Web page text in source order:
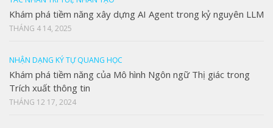
Khám phá tiềm năng xây dựng AI Agent trong kỷ nguyên LLM
THÁNG 4 14, 2025
NHẬN DẠNG KÝ TỰ QUANG HỌC
Khám phá tiềm năng của Mô hình Ngôn ngữ Thị giác trong
Trích xuất thông tin
THÁNG 12 17, 2024